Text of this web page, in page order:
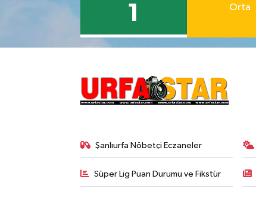
1 Orta
Şanlıurfa Nöbetçi Eczaneler
Süper Lig Puan Durumu ve Fikstür